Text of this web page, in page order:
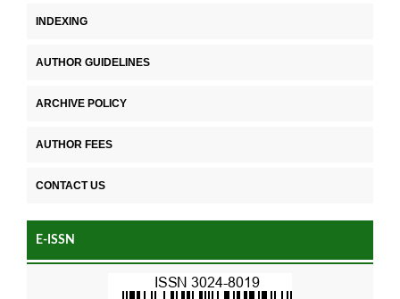
INDEXING
AUTHOR GUIDELINES
ARCHIVE POLICY
AUTHOR FEES
CONTACT US
E-ISSN